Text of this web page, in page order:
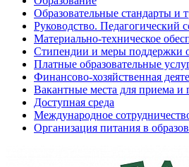
Образовательные стандарты и
Руководство. Педагогический
Материально-техническое
Стипендии и меры поддержки
Платные образовательные
Финансово-хозяйственная
Вакантные места для приема и
Доступная среда
Международное
Организация питания в